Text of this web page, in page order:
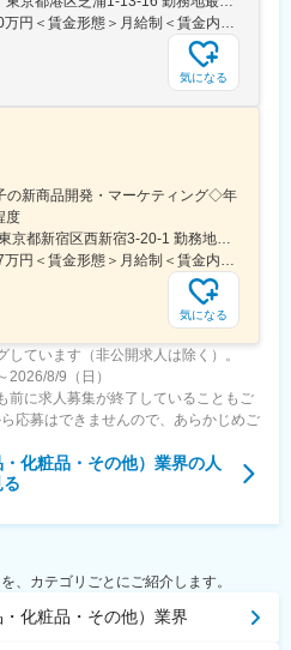
勤務制度など、仕事とプライベートを
も整えています。
務 気になる
の新商品開発・マーケティング◇年
度
気になる
ています（非公開求人は除く）。
8/9（日）
前に求人募集が終了していることもご
応募はできませんので、あらかじめご
化粧品・その他）業界の人
、カテゴリごとにご紹介します。
化粧品・その他）業界